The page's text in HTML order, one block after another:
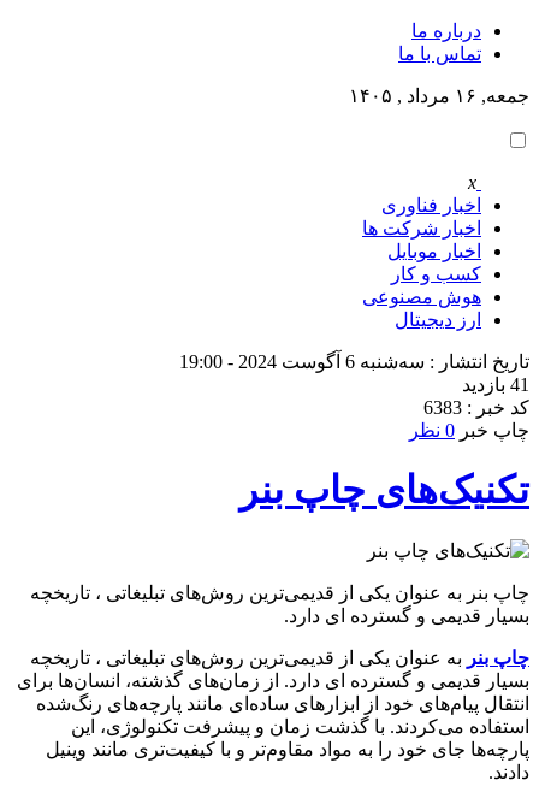
درباره ما
تماس با ما
جمعه, ۱۶ مرداد , ۱۴۰۵
x
اخبار فناوری
اخبار شرکت ها
اخبار موبایل
کسب و کار
هوش مصنوعی
ارز دیجیتال
تاریخ انتشار : سه‌شنبه 6 آگوست 2024 - 19:00
41 بازدید
کد خبر : 6383
چاپ خبر 0 نظر
تکنیک‌های چاپ بنر
چاپ بنر به عنوان یکی از قدیمی‌ترین روش‌های تبلیغاتی ، تاریخچه
بسیار قدیمی و گسترده ای دارد.
چاپ بنر به عنوان یکی از قدیمی‌ترین روش‌های تبلیغاتی ، تاریخچه
بسیار قدیمی و گسترده ای دارد. از زمان‌های گذشته، انسان‌ها برای
انتقال پیام‌های خود از ابزارهای ساده‌ای مانند پارچه‌های رنگ‌شده
استفاده می‌کردند. با گذشت زمان و پیشرفت تکنولوژی، این
پارچه‌ها جای خود را به مواد مقاوم‌تر و با کیفیت‌تری مانند وینیل
دادند.